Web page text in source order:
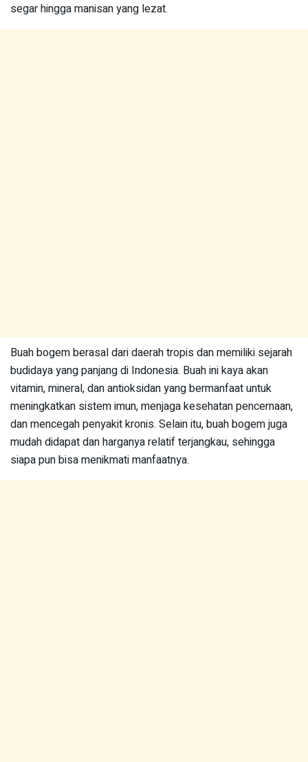
segar hingga manisan yang lezat.
Buah bogem berasal dari daerah tropis dan memiliki sejarah
budidaya yang panjang di Indonesia. Buah ini kaya akan
vitamin, mineral, dan antioksidan yang bermanfaat untuk
meningkatkan sistem imun, menjaga kesehatan pencernaan,
dan mencegah penyakit kronis. Selain itu, buah bogem juga
mudah didapat dan harganya relatif terjangkau, sehingga
siapa pun bisa menikmati manfaatnya.